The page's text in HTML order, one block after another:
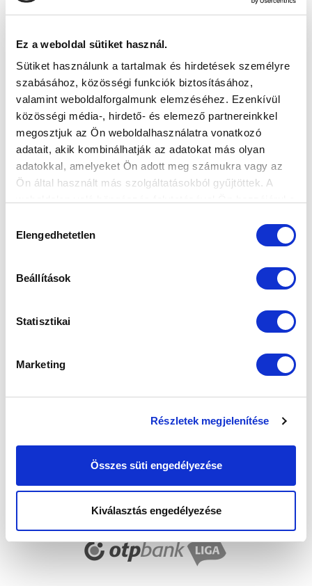
Ez a weboldal sütiket használ.
Sütiket használunk a tartalmak és hirdetések személyre
szabásához, közösségi funkciók biztosításához,
valamint weboldalforgalmunk elemzéséhez. Ezenkívül
közösségi média-, hirdető- és elemező partnereinkkel
megosztjuk az Ön weboldalhasználatra vonatkozó
adatait, akik kombinálhatják az adatokat más olyan
adatokkal, amelyeket Ön adott meg számukra vagy az
Ön által használt más szolgáltatásokból gyűjtöttek. A
kiválasztása
Elengedhetetlen
Beállítások
Statisztikai
Marketing
Részletek megjelenítése
Összes süti engedélyezése
Kiválasztás engedélyezése
MTK BUDAPEST
VS
PUSKÁS AKADÉMIA FC
MTK BUDAPEST HÍRLEVÉL
Ne maradjon le egy eseményről sem! Iratkozzon fel ingyenes
hírlevelünkre: